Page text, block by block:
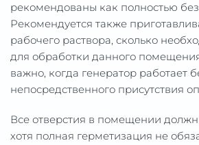
рекомендованы как полностью
Рекомендуется также
рабочего раствора, сколько
для обработки данного
важно, когда генератор работает
непосредственного присутствия
Все отверстия в помещении
хотя полная герметизация не